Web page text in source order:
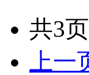
共3
上一